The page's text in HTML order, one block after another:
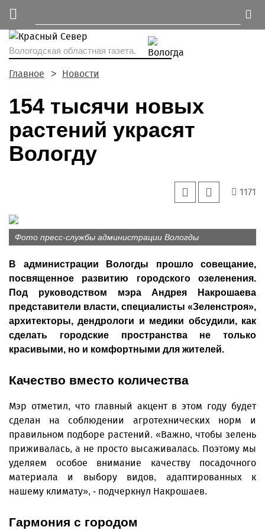
Вологодская областная газета.
Главное Новости
154 тысячи новых
растений украсят
Вологду
1171
Фото пресс-службы администрации Вологды
В администрации Вологды прошло совещание,
посвященное развитию городского озеленения.
Под руководством мэра Андрея Накрошаева
представители власти, специалисты «Зеленстроя»,
архитекторы, дендрологи и медики обсудили, как
сделать городские пространства не только
красивыми, но и комфортными для жителей.
Качество вместо количества
Мэр отметил, что главный акцент в этом году будет
сделан на соблюдении агротехнических норм и
правильном подборе растений. «Важно, чтобы зелень
приживалась, а не просто высаживалась. Поэтому мы
уделяем особое внимание качеству посадочного
материала и выбору видов, адаптированных к
нашему климату», - подчеркнул Накрошаев.
Гармония с городом